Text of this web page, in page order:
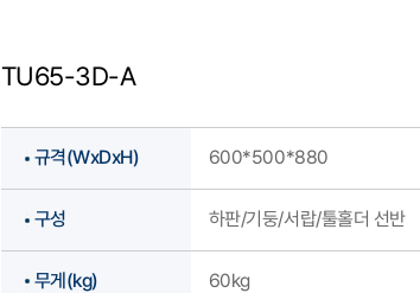
TU65-3D-A
규격(WxDxH) 600*500*880
구성 하판/기둥/서랍/툴홀더 선반
무게(kg) 60kg